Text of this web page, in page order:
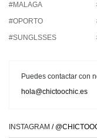
#MALAGA
#OPORTO
#SUNGLSSES
Puedes contactar con
hola@chictoochic.es
INSTAGRAM /